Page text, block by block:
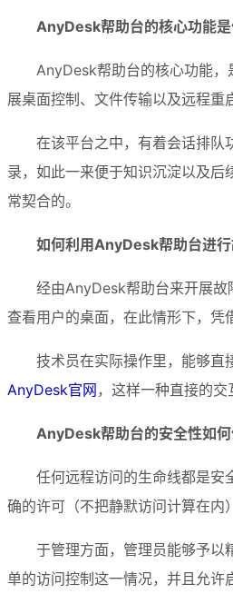
AnyDesk帮助台的核心功能
AnyDesk帮助台的核心功能
展桌面控制、文件传输以及远程重
在该平台之中，有着会话排队
录，如此一来便于知识沉淀以及
常契合的。
如何利用AnyDesk帮助台进
经由AnyDesk帮助台来开展故
查看用户的桌面，在此情形下，凭
技术员在实际操作里，能够直
AnyDesk官网，这样一种直接的
AnyDesk帮助台的安全性如
任何远程访问的生命线都是安
确的许可（不把静默访问计算在内
于管理方面，管理员能够予以
单的访问控制这一情况，并且允许